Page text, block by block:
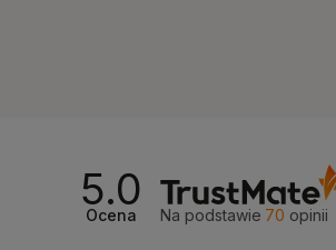
5.0
Ocena Na podstawie 70 opinii